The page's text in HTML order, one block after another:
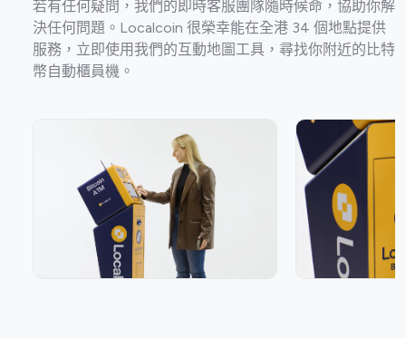
若有任何疑問，我們的即時客服團隊隨時候命，協助你解
決任何問題。Localcoin 很榮幸能在全港 34 個地點提供
服務，立即使用我們的互動地圖工具，尋找你附近的比特
幣自動櫃員機。